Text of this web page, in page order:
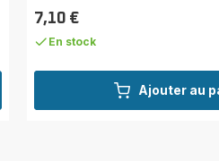
Ajouter au
Prix
7,10 €
En stock